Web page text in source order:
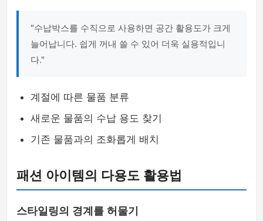
"수납박스를 수직으로 사용하면 공간 활용도가 크게
늘어납니다. 쉽게 꺼내 쓸 수 있어 더욱 실용적입니
다."
계절에 따른 물품 분류
새로운 물품의 수납 용도 찾기
기존 물품과의 조화롭게 배치
패션 아이템의 다용도 활용법
스타일링의 경계를 허물기